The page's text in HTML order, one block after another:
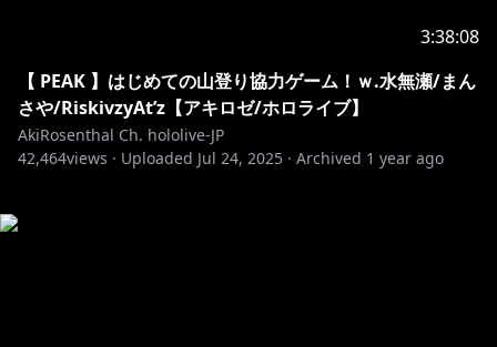
3:38:08
【 PEAK 】はじめての山登り協力ゲーム！ｗ.水無瀬/まん
さや/RiskivzyAt’z【アキロゼ/ホロライブ】
AkiRosenthal Ch. hololive-JP
42,464views · Uploaded Jul 24, 2025 · Archived 1 year ago